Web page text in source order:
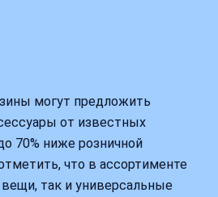
могут предложить
от известных
70% ниже розничной
что в ассортименте
так и универсальные